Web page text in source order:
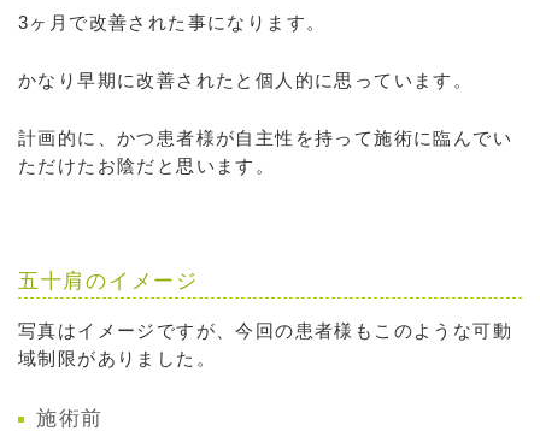
3ヶ月で改善された事になります。
かなり早期に改善されたと個人的に思っています。
計画的に、かつ患者様が自主性を持って施術に臨んでい
ただけたお陰だと思います。
五十肩のイメージ
写真はイメージですが、今回の患者様もこのような可動
域制限がありました。
施術前